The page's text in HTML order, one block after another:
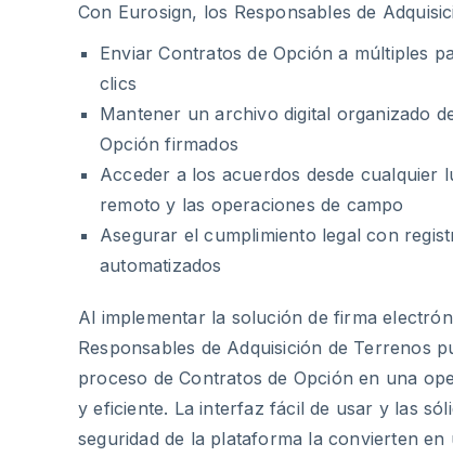
Con Eurosign, los Responsables de
Enviar Contratos de Opción a múltiples
clics
Mantener un archivo digital organizado
Opción firmados
Acceder a los acuerdos desde cualquier
remoto y las operaciones de campo
Asegurar el cumplimiento legal con
automatizados
Al implementar la solución de firma
Responsables de Adquisición de Terrenos
proceso de Contratos de Opción en una
y eficiente. La interfaz fácil de usar y las
seguridad de la plataforma la convierten en